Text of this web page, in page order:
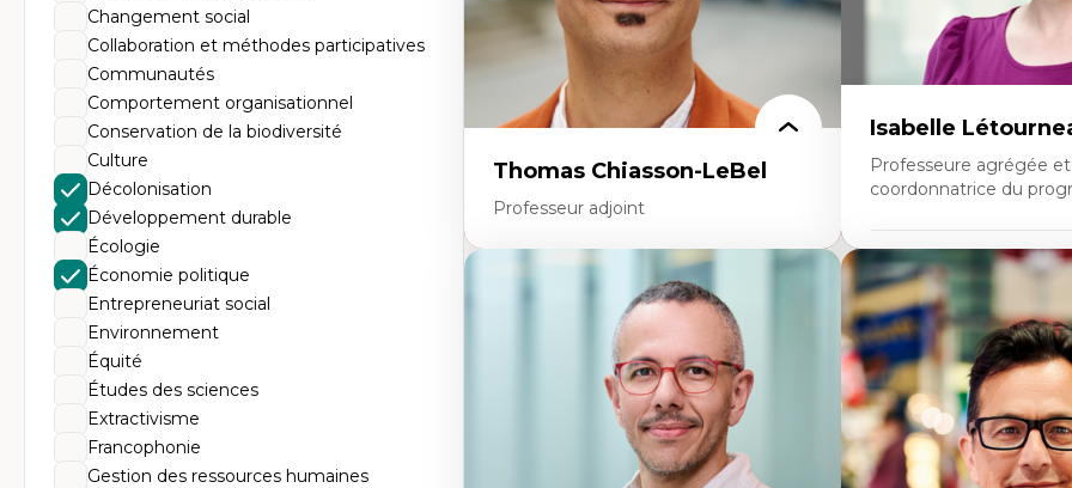
Changement social
Collaboration et méthodes participatives
Communautés
Comportement organisationnel
Conservation de la biodiversité
Culture
Décolonisation
Développement durable
Écologie
Économie politique
Entrepreneuriat social
Environnement
Équité
Études des sciences
Extractivisme
Francophonie
Gestion des ressources humaines
Thomas Chiasson-LeBel
Professeur adjoint
Théories du développement
Économie politique comparée
Élites économiques
Sociologie économique
Extractivisme
Classes sociales
Mouvements sociaux
Théories de l’État
Isabelle
Professeure agrégée et
coordonnatrice du
Expertises
Conciliation travail-vie
Gestion des ressources
(attraction et fidélisation
d’œuvre)
Responsabilité sociale
Interventions
Comportement
(mobilisation au travail)
Recherche qualitative
Éthique des affaires